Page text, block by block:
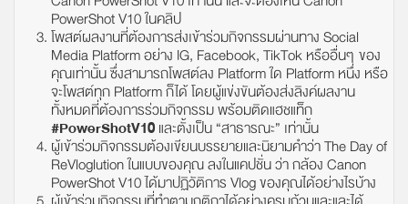
PowerShot V10 ในคลิป
โพสต์ผลงานที่ต้องการส่งเข้าร่วมกิจกรรมผ่านทาง Social
Media Platform อย่าง IG, Facebook, TikTok หรืออื่นๆ ของ
คุณเท่านั้น ซึ่งสามารถโพสต์ลง Platform ใด Platform หนึ่ง หรือ
จะโพสต์ทุก Platform ก็ได้ โดยผู้แข่งขันต้องส่งลิงค์ผลงาน
ทั้งหมดที่ต้องการร่วมกิจกรรม พร้อมติดแฮชแท็ก
#PowerShotV10และตั้งเป็น “สาธารณะ” เท่านั้น
ผู้เข้าร่วมกิจกรรมต้องเขียนบรรยายและนิยามคำว่า The Day of
ReVloglution ในแบบของคุณ ลงในแคปชั่น ว่า กล้อง Canon
PowerShot V10 ได้มาปฏิวัติการ Vlog ของคุณได้อย่างไรบ้าง